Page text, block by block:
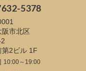
5378
阪市北区
第2ビル 1F
10:00～19:00